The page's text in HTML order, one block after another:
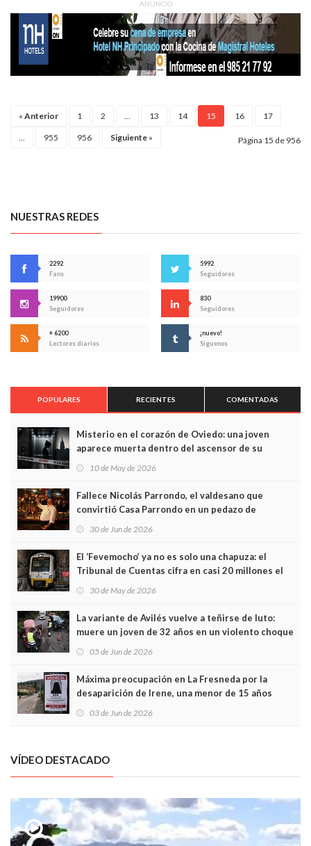
ANUNCIO
« Anterior 1 2 13 14 15 16 17
955 956 Siguiente » Página 15 de 956
NUESTRAS REDES
2292
Fans
5992
Seguidores
19900
Seguidores
830
Seguidores
+ 6200
Lectores diarios
¡nuevo!
Síguenos
POPULARES RECIENTES COMENTADAS
Misterio en el corazón de Oviedo: una joven
aparece muerta dentro del ascensor de su
10 de May de 2026
Fallece Nicolás Parrondo, el valdesano que
convirtió Casa Parrondo en un pedazo de
30 de Jun de 2026
El ‘Fevemocho’ ya no es solo una chapuza: el
Tribunal de Cuentas cifra en casi 20 millones el
30 de May de 2026
La variante de Avilés vuelve a teñirse de luto:
muere un joven de 32 años en un violento choque
05 de Jun de 2026
Máxima preocupación en La Fresneda por la
desaparición de Irene, una menor de 15 años
03 de Jun de 2026
VÍDEO DESTACADO